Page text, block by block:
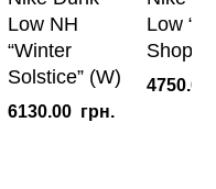
Low NH
“Winter
Solstice” (W)
6130.00 грн.
Low
Shop”
4750.00